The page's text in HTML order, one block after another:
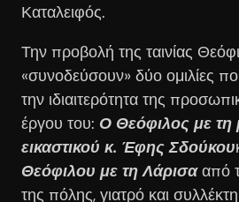
Καταλειφός.
Την προβολή της ταινίας
«συνοδεύσουν» δύο ομιλίες
την ιδιαιτερότητα της
έργου του: Ο Θεόφιλος με τη
εικαστικού κ. Έφης Σδούκου
Θεόφιλου με τη Λάρισααπό
της πόλης, γιατρό και